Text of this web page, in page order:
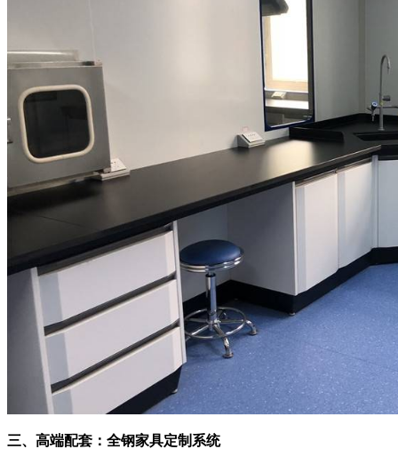
三、高端配套：全钢家具定制系统